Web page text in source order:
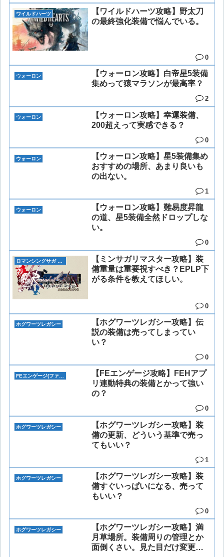
ワイルドハーツ
【ワイルドハーツ攻略】野太刀
の最終強化装備で悩んでいる。
0
ウォーロン
【ウォーロン攻略】白帝星5装備
集めって猿マラソンが最高率？
2
ウォーロン
【ウォーロン攻略】幸運装備、
200超えって実感できる？
0
ウォーロン
【ウォーロン攻略】星5装備集め
おすすめの場所、あまり良いも
の出ない。
1
ウォーロン
【ウォーロン攻略】難易度昇龍
の道、星5装備全然ドロップしな
い。
0
【ミンサガリマスター攻略】装
備重量は重要視すべき？EPLP下
がる条件を教えてほしい。
0
ホグワーツレガシー
【ホグワーツレガシー攻略】伝
説の装備は売ってしまってい
い？
0
FEエンゲージ(ファイアーエムブレム)
【FEエンゲージ攻略】FEHアプ
リ連動特典の装備とかって強い
の？
0
ホグワーツレガシー
【ホグワーツレガシー攻略】装
備の更新、どういう基準で売っ
てもいい？
1
ホグワーツレガシー
【ホグワーツレガシー攻略】装
備すぐいっぱいになる、売って
もいい？
0
ホグワーツレガシー
【ホグワーツレガシー攻略】満
月草場所。装備周りの管理とか
面倒くさい。見た目だけ変更は